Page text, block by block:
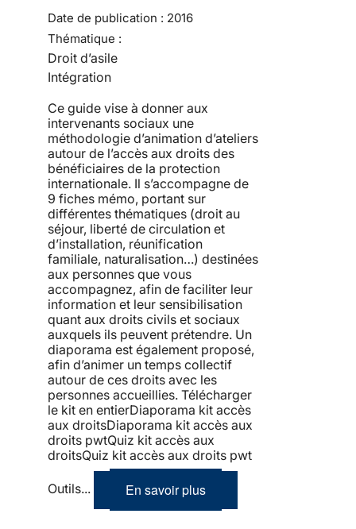
Date de publication : 2016
Thématique :
Droit d’asile
Intégration
Ce guide vise à donner aux
intervenants sociaux une
méthodologie d’animation d’ateliers
autour de l’accès aux droits des
bénéficiaires de la protection
internationale. Il s’accompagne de
9 fiches mémo, portant sur
différentes thématiques (droit au
séjour, liberté de circulation et
d’installation, réunification
familiale, naturalisation…) destinées
aux personnes que vous
accompagnez, afin de faciliter leur
information et leur sensibilisation
quant aux droits civils et sociaux
auxquels ils peuvent prétendre. Un
diaporama est également proposé,
afin d’animer un temps collectif
autour de ces droits avec les
personnes accueillies. Télécharger
le kit en entierDiaporama kit accès
aux droitsDiaporama kit accès aux
droits pwtQuiz kit accès aux
droitsQuiz kit accès aux droits pwt
Outils... En savoir plus